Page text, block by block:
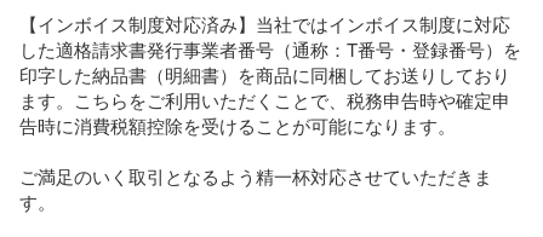
【インボイス制度対応済み】当社ではインボイス制度に対応
した適格請求書発行事業者番号（通称：T番号・登録番号）を
印字した納品書（明細書）を商品に同梱してお送りしており
ます。こちらをご利用いただくことで、税務申告時や確定申
告時に消費税額控除を受けることが可能になります。
ご満足のいく取引となるよう精一杯対応させていただきま
す。